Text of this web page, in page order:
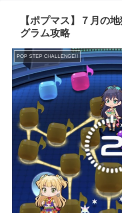
【ポプマス】７月の
グラム攻略
POP STEP CHALLENGE!!